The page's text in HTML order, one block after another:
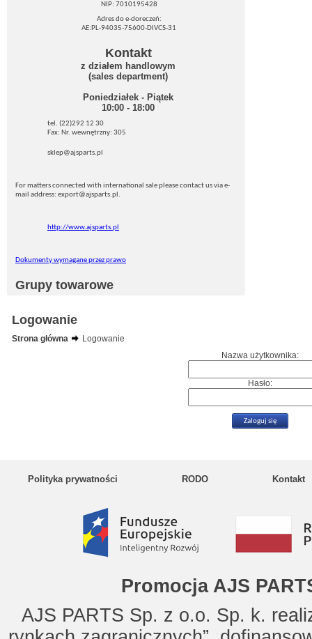
NIP: 7010195428
Adres do e-doreczeń:
AE:PL-94035-75600-DIVCS-31
Kontakt
z działem handlowym
(sales department)
Poniedziałek - Piątek
10:00 - 18:00
tel. (22)292 12 30
Fax: Nr. wewnętrzny: 305
sklep@ajsparts.pl
For matters connected with international sale please contact us via e-
mail address: export@ajsparts.pl.
http://www.ajsparts.pl
Dokumenty wymagane przez prawo
Grupy towarowe
Logowanie
Strona główna
Logowanie
Nazwa użytkownika:
Hasło:
Polityka prywatności RODO Kontakt
Promocja AJS
AJS PARTS Sp. z o.o. Sp. k.